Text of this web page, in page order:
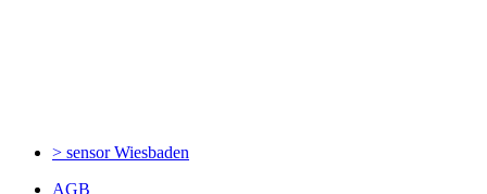
> sensorWiesbaden
AGB